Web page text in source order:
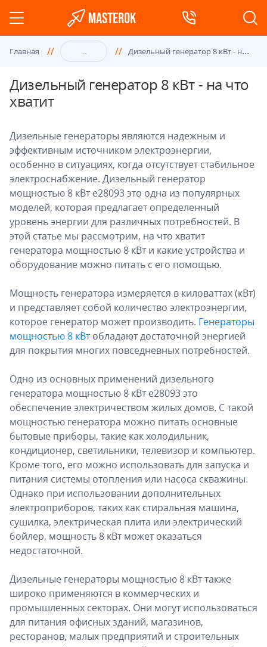
Главная ... Диз
ельный генератор 8 кВт - на что хватит
Дизельный генератор 8 кВт - на что
хватит
Дизельные генераторы являются надежным и
эффективным источником электроэнергии,
особенно в ситуациях, когда отсутствует стабильное
электроснабжение. Дизельный генератор
мощностью 8 кВт e28093 это одна из популярных
моделей, которая предлагает определенный
уровень энергии для различных потребностей. В
этой статье мы рассмотрим, на что хватит
генератора мощностью 8 кВт и какие устройства и
оборудование можно питать с его помощью.
Мощность генератора измеряется в киловаттах (кВт)
и представляет собой количество электроэнергии,
которое генератор может производить. Генераторы
мощностью 8 кВтобладают достаточной энергией
для покрытия многих повседневных потребностей.
Одно из основных применений дизельного
генератора мощностью 8 кВт e28093 это
обеспечение электричеством жилых домов. С такой
мощностью генератора можно питать основные
бытовые приборы, такие как холодильник,
кондиционер, светильники, телевизор и компьютер.
Кроме того, его можно использовать для запуска и
питания системы отопления или насоса скважины.
Однако при использовании дополнительных
электроприборов, таких как стиральная машина,
сушилка, электрическая плита или электрический
бойлер, мощность 8 кВт может оказаться
недостаточной.
Дизельные генераторы мощностью 8 кВт также
широко применяются в коммерческих и
промышленных секторах. Они могут использоваться
для питания офисных зданий, магазинов,
ресторанов, малых предприятий и строительных